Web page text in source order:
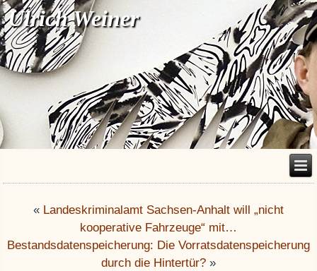
Ulrich Weiner
« Landeskriminalamt Sachsen-Anhalt will „nicht
kooperative Fahrzeuge“ mit…
Bestandsdatenspeicherung: Die Vorratsdatenspeicherung
durch die Hintertür? »